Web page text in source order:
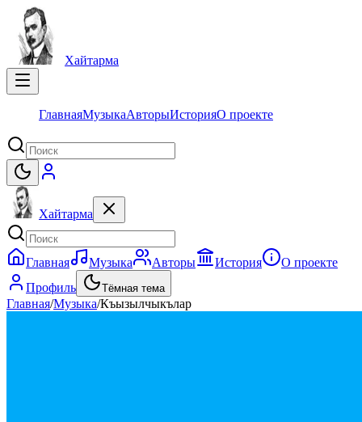
Хайтарма
ГлавнаяМузыкаАвторыИсторияО проекте
Хайтарма
Главная Музыка Авторы История
О проекте
Профиль
Тёмная тема
Главная/Музыка/Къызылчыкълар